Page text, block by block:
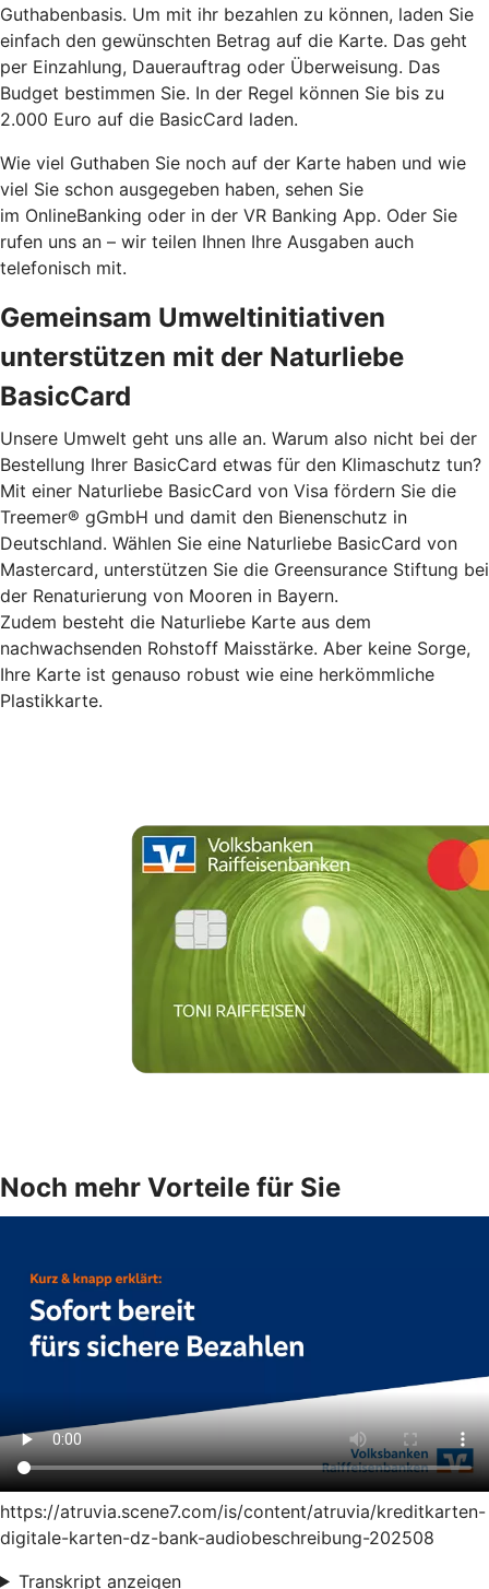
Guthabenbasis. Um mit ihr bezahlen zu können, laden Sie
einfach den gewünschten Betrag auf die Karte. Das geht
per Einzahlung, Dauerauftrag oder Überweisung. Das
Budget bestimmen Sie. In der Regel können Sie bis zu
2.000 Euro auf die BasicCard laden.
Wie viel Guthaben Sie noch auf der Karte haben und wie
viel Sie schon ausgegeben haben, sehen Sie
im OnlineBanking oder in der VR Banking App. Oder Sie
rufen uns an – wir teilen Ihnen Ihre Ausgaben auch
telefonisch mit.
Gemeinsam Umweltinitiativen
unterstützen mit der Naturliebe
BasicCard
Unsere Umwelt geht uns alle an. Warum also nicht bei der
Bestellung Ihrer BasicCard etwas für den Klimaschutz tun?
Mit einer Naturliebe BasicCard von Visa fördern Sie die
Treemer® gGmbH und damit den Bienenschutz in
Deutschland. Wählen Sie eine Naturliebe BasicCard von
Mastercard, unterstützen Sie die Greensurance Stiftung bei
der Renaturierung von Mooren in Bayern.
Zudem besteht die Naturliebe Karte aus dem
nachwachsenden Rohstoff Maisstärke. Aber keine Sorge,
Ihre Karte ist genauso robust wie eine herkömmliche
Plastikkarte.
Noch mehr Vorteile für Sie
https://atruvia.scene7.com/is/content/atruvia/kreditkarten-
digitale-karten-dz-bank-audiobeschreibung-202508
Transkript anzeigen